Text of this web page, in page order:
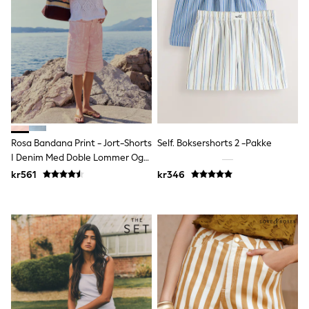
Hats
Denim Jackets
Raincoats
Waterproof
Shackets
Puddlesuits
Pramsuits
Gilets
Fleeces
Puffers
Snowsuits
Shop all
Disney
Peppa Pig
All Girls Sportwear
New In
Trainers
Hoodies & Sweatshirts
Leggings, Joggers & Shorts
Swim
Rosa Bandana Print - Jort-Shorts
I Denim Med Doble Lommer Og
Fat
kr561
Self. Boksershorts 2 -pakke
kr346